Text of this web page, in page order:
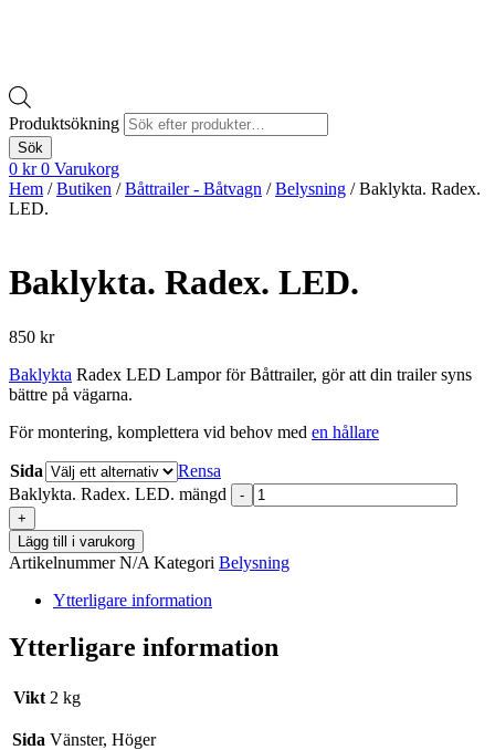
Produktsökning
Sök
0 kr 0 Varukorg
Hem /Butiken /Båttrailer - Båtvagn /Belysning / Baklykta. Radex.
LED.
Baklykta. Radex. LED.
850 kr
Baklykta Radex LED Lampor för Båttrailer, gör att din trailer syns
bättre på vägarna.
För montering, komplettera vid behov med en hållare
Sida
Rensa
Baklykta. Radex. LED. mängd
-
+
Lägg till i varukorg
ArtikelnummerN/A Kategori Belysning
Ytterligare information
Ytterligare information
Vikt 2 kg
Sida Vänster, Höger